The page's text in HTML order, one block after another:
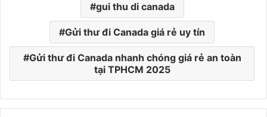
gui thu di canada
Gửi thư đi Canada giá rẻ uy tín
Gửi thư đi Canada nhanh chóng giá rẻ an toàn
tại TPHCM 2025